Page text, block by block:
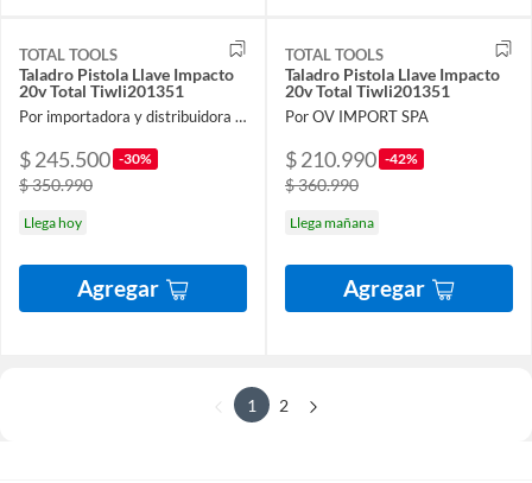
TOTAL TOOLS
Taladro Pistola Llave Impacto
20v Total Tiwli201351
Por importadora y distribuidora ferroelectronic spa
$ 245.500 -30%
$ 350.990
Llega hoy
Agregar
TOTAL TOOLS
Taladro Pistola Llave Impacto
20v Total Tiwli201351
Por OV IMPORT SPA
$ 210.990 -42%
$ 360.990
Llega mañana
Agregar
1 2